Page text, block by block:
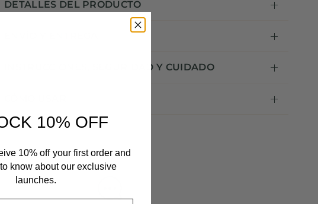
DETALLES DEL PRODUCTO
INSTRUCCIONES, SEGURIDAD Y CUIDADO
10% OFF
10% off your first order and
know about our exclusive
launches.